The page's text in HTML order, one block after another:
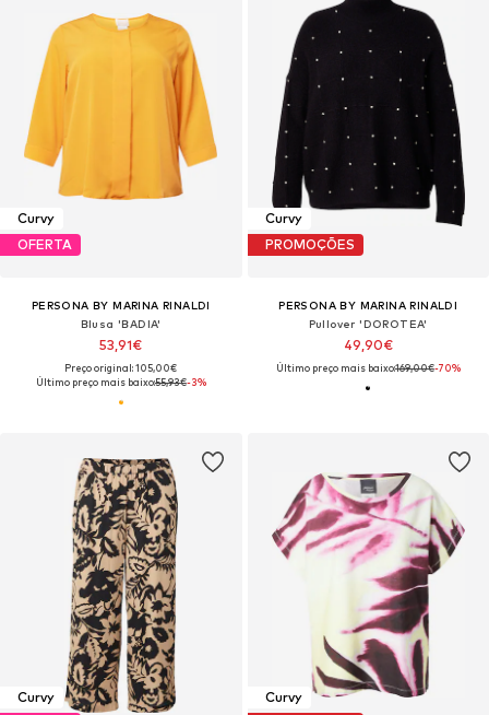
Curvy
OFERTA
PERSONA BY MARINA RINALDI
Blusa 'BADIA'
53,91€
Preço original: 105,00€
Último preço mais baixo:55,93€-3%
Curvy
PROMOÇÕES
PERSONA BY MARINA RINALDI
Pullover 'DOROTEA'
49,90€
Último preço mais baixo:169,00€-70%
Curvy Curvy